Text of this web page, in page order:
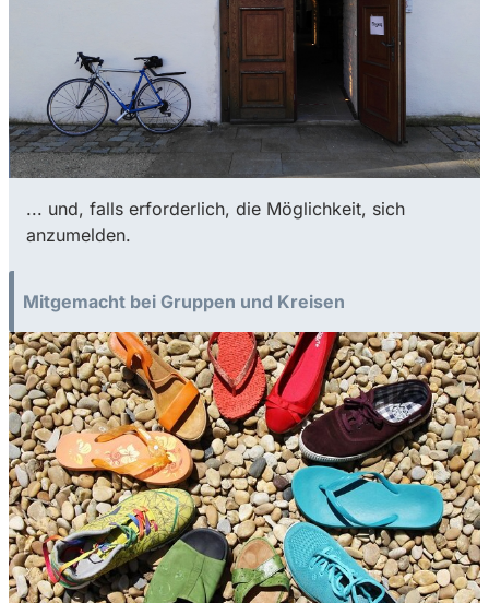
... und, falls erforderlich, die Möglichkeit, sich
anzumelden.
Mitgemacht bei Gruppen und Kreisen